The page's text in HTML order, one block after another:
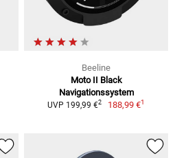
Beeline
Moto II Black
Navigationssystem
UVP 199,99 €2 188,99 €1